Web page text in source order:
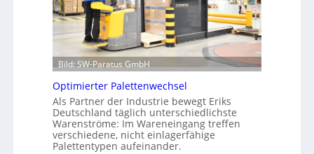
u
n
d
B
e
t
r
i
e
b
i
t
z
e
l
e
t
S
c
Bild: SW-Paratus GmbH
Optimierter Palettenwechsel
Als Partner der Industrie bewegt Eriks
Deutschland täglich unterschiedlichste
Warenströme: Im Wareneingang treffen
verschiedene, nicht einlagerfähige
Palettentypen aufeinander.